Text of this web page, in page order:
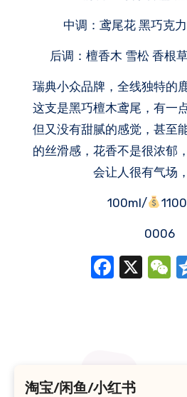
中调：鸢尾花 黑巧克
后调：檀香木 雪松 香根
瑞典小众品牌，全线独特的
这支是黑巧檀木鸢尾，有一
但又没有甜腻的感觉，甚至
的丝滑感，花香不是很浓郁
会让人很有气场
100ml/
0006
X
淘宝/闲鱼/小红书